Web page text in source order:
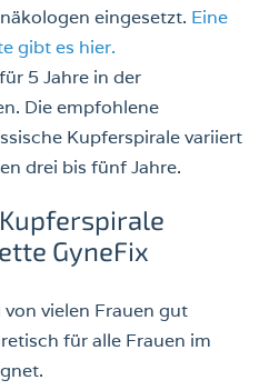
eingesetzt. Eine
gibt es hier.
5 Jahre in der
Die empfohlene
Kupferspirale variiert
drei bis fünf Jahre.
GyneFix
vielen Frauen gut
für alle Frauen im